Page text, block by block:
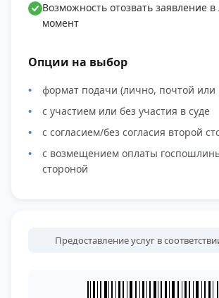
Возможность отозвать заявление
момент
Опции на выбор
формат подачи (лично, почтой или
с участием или без участия в суде
с согласием/без согласия второй
с возмещением оплаты
стороной
Предоставление услуг в